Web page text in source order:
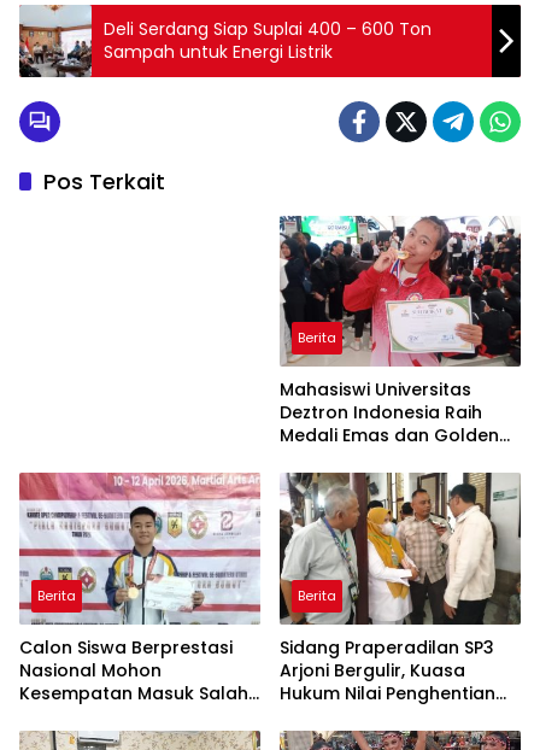
Deli Serdang Siap Suplai 400 – 600 Ton
Sampah untuk Energi Listrik
Pos Terkait
Berita
Mahasiswi Universitas
Deztron Indonesia Raih
Medali Emas dan Golden
Berita
Calon Siswa Berprestasi
Nasional Mohon
Kesempatan Masuk Salah
Berita
Sidang Praperadilan SP3
Arjoni Bergulir, Kuasa
Hukum Nilai Penghentian